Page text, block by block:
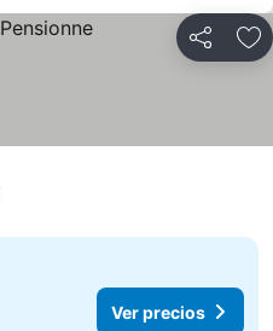
Compartir
Ver precios